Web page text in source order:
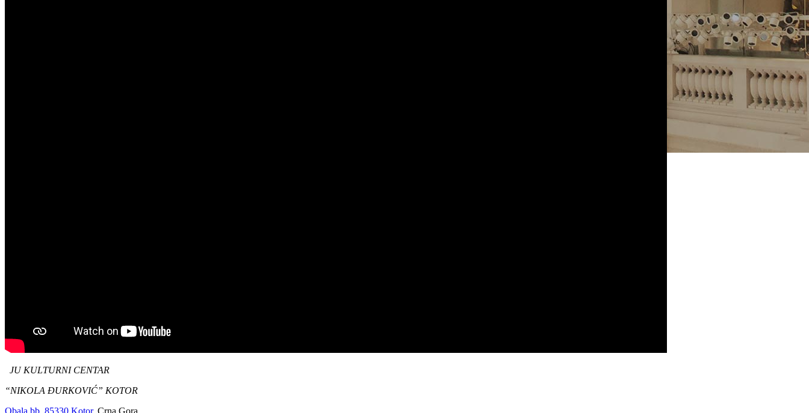
JU KULTURNI CENTAR
“NIKOLA ĐURKOVIĆ” KOTOR
Obala bb, 85330 Kotor, Crna Gora